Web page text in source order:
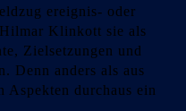
ereignis- oder
Klinkott sie als
Zielsetzungen und
Denn anders als aus
Aspekten durchaus ein